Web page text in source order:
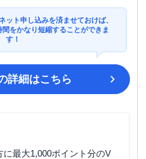
ット申し込みを済ませておけば、
をかなり短縮することができま
す！
詳細はこちら
に最大1,000ポイント分のV